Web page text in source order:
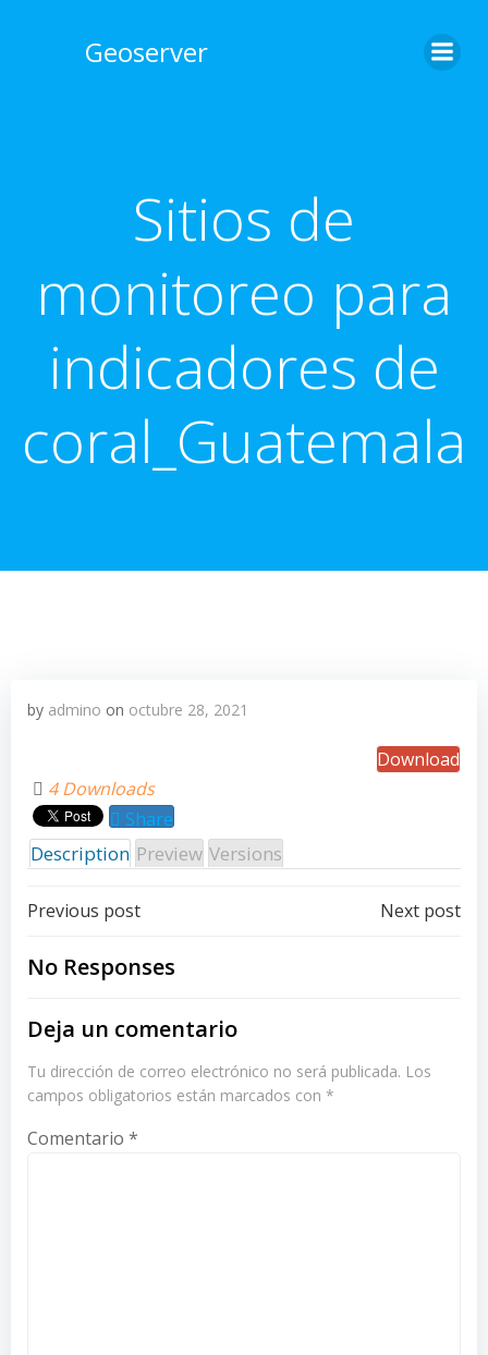
Geoserver
Sitios de
monitoreo para
indicadores de
coral_Guatemala
by admino on octubre 28, 2021
Download
4 Downloads
Share
Description Preview Versions
Post
navigation
Previous post Next post
No Responses
Deja un comentario
Tu dirección de correo electrónico no será publicada. Los
campos obligatorios están marcados con *
Comentario *